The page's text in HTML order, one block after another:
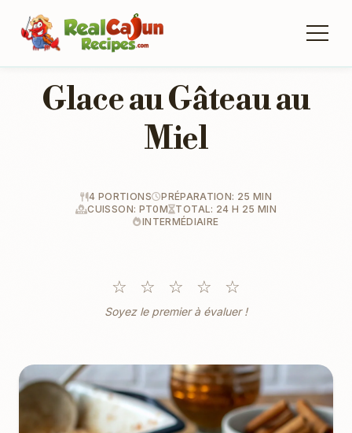
Glace au Gâteau au
Miel
4 PORTIONS
PRÉPARATION: 25 MIN
CUISSON: PT0M
TOTAL: 24 H 25 MIN
INTERMÉDIAIRE
☆ ☆ ☆ ☆ ☆
Soyez le premier à évaluer !